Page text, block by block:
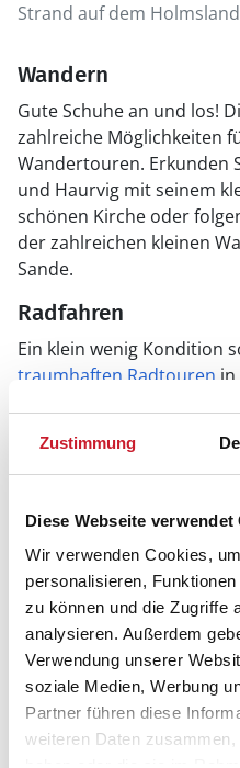
Zustimmung
Diese Webseite verwendet
Wir verwenden Cookies,
personalisieren,
zu können und die Zugriffe
analysieren. Außerdem
Verwendung unserer
soziale Medien, Werbung
Partner führen diese
weiteren Daten
Strand auf dem
Wandern
Gute Schuhe an und los!
zahlreiche Möglichkeiten
Wandertouren. Erkunden
und Haurvig mit seinem
schönen Kirche oder
der zahlreichen kleinen
Sande.
Radfahren
Ein klein wenig Kondition
traumhaften Radtouren in
Radlern durchaus etwas
Rad- und Wanderwege
herrliche Natur, die man